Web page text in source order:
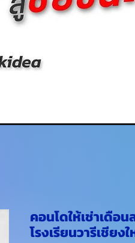
คอนโดให้เช่าเดือ
โรงเรียนวารีเชียง